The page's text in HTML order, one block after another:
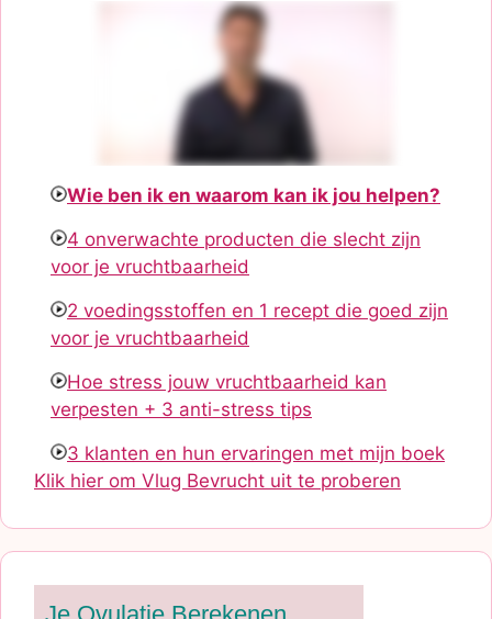
Wie ben ik en waarom kan ik jou helpen?
4 onverwachte producten die slecht zijn
voor je vruchtbaarheid
2 voedingsstoffen en 1 recept die goed zijn
voor je vruchtbaarheid
Hoe stress jouw vruchtbaarheid kan
verpesten + 3 anti-stress tips
3 klanten en hun ervaringen met mijn boek
Klik hier om Vlug Bevrucht uit te proberen